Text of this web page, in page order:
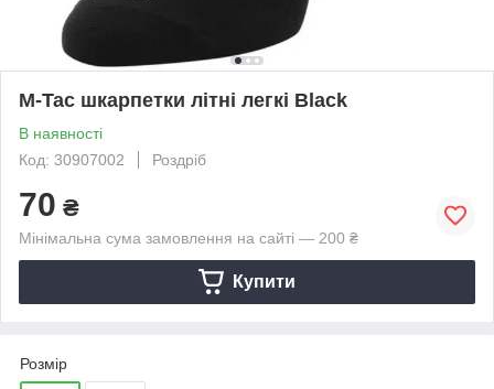
M-Tac шкарпетки літні легкі Black
В наявності
Код: 30907002
Роздріб
70 ₴
Мінімальна сума замовлення на сайті — 200 ₴
Купити
Розмір